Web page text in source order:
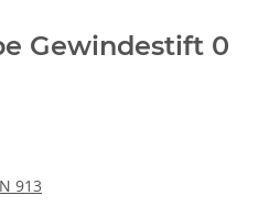
Gewindestift 0
913